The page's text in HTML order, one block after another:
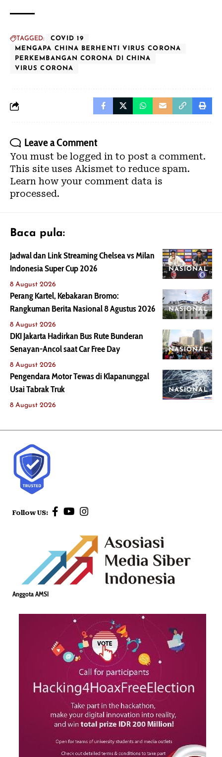
TAGGED:
COVID 19
MENGAPA CHINA BERHENTI VIRUS CORONA
PERKEMBANGAN CORONA DI CHINA
VIRUS CORONA
Leave a Comment
You must be logged in to post a comment.
This site uses Akismet to reduce spam.
Learn how your comment data is
processed.
Baca pula:
NASIONAL
Jadwal dan Link Streaming Chelsea vs Milan
Indonesia Super Cup 2026
8 August 2026
NASIONAL
Perang Kartel, Kebakaran Bromo:
Rangkuman Berita Nasional 8 Agustus 2026
8 August 2026
NASIONAL
DKI Jakarta Hadirkan Bus Rute Bunderan
Senayan-Ancol saat Car Free Day
8 August 2026
NASIONAL
Pengendara Motor Tewas di Klapanunggal
Usai Tabrak Truk
8 August 2026
Follow US:
Anggota AMSI